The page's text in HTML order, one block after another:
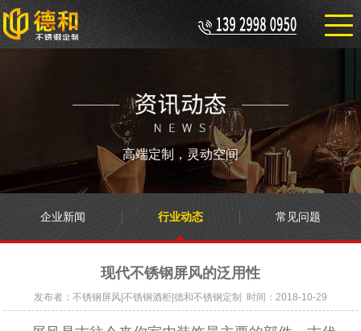
高端定制，灵动空间
企业新闻 行业动态 常见问题
现代不锈钢屏风的泛用性
发布者：不锈钢屏风|不锈钢酒柜|德和不锈钢定制 时间：2018-10-29